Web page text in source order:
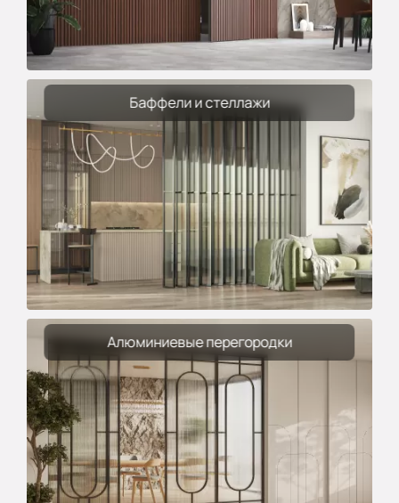
Баффели и стеллажи
Алюминиевые перегородки